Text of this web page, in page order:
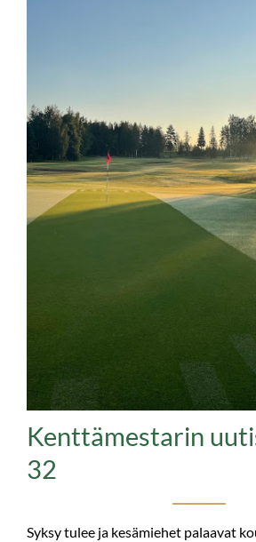
Kenttämestarin
32
Syksy tulee ja kesämiehet palaavat